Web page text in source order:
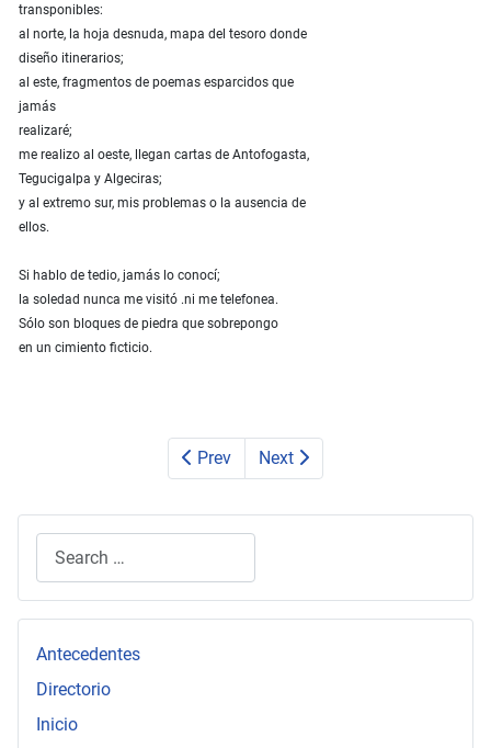
transponibles:
al norte, la hoja desnuda, mapa del tesoro donde
diseño itinerarios;
al este, fragmentos de poemas esparcidos que
jamás
realizaré;
me realizo al oeste, llegan cartas de Antofogasta,
Tegucigalpa y Algeciras;
y al extremo sur, mis problemas o la ausencia de
ellos.
Si hablo de tedio, jamás lo conocí;
la soledad nunca me visitó .ni me telefonea.
Sólo son bloques de piedra que sobrepongo
en un cimiento ficticio.
Prev Next
Antecedentes
Directorio
Inicio